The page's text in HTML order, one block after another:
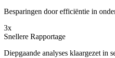
Besparingen door efficiëntie in
3x
Snellere Rapportage
Diepgaande analyses klaargezet in